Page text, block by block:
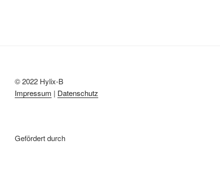
© 2022 Hylix-B
Impressum | Datenschutz
Gefördert durch